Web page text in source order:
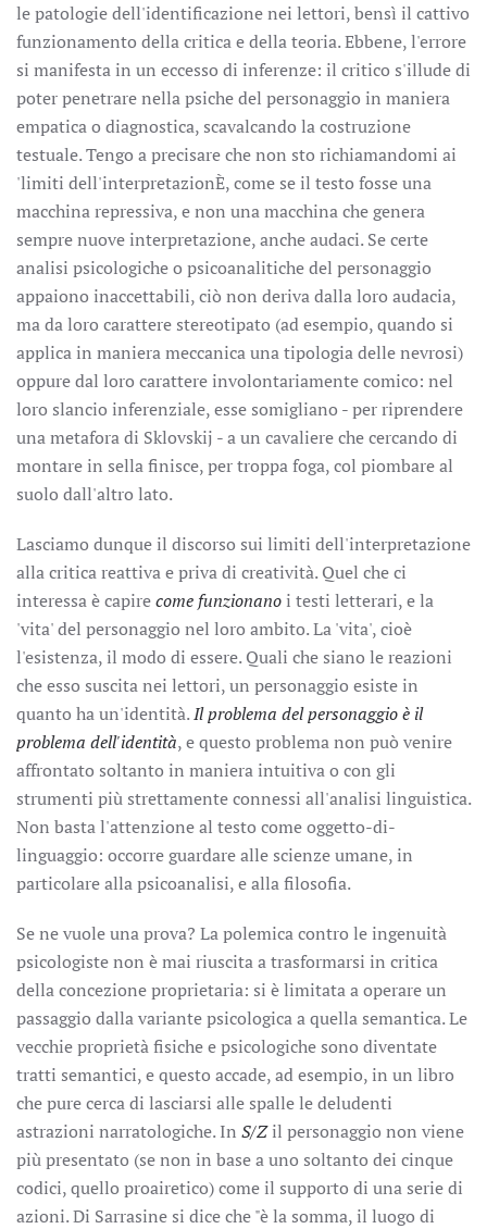
le patologie dell'identificazione nei lettori, bensì il cattivo
funzionamento della critica e della teoria. Ebbene, l'errore
si manifesta in un eccesso di inferenze: il critico s'illude di
poter penetrare nella psiche del personaggio in maniera
empatica o diagnostica, scavalcando la costruzione
testuale. Tengo a precisare che non sto richiamandomi ai
'limiti dell'interpretazionÈ, come se il testo fosse una
macchina repressiva, e non una macchina che genera
sempre nuove interpretazione, anche audaci. Se certe
analisi psicologiche o psicoanalitiche del personaggio
appaiono inaccettabili, ciò non deriva dalla loro audacia,
ma da loro carattere stereotipato (ad esempio, quando si
applica in maniera meccanica una tipologia delle nevrosi)
oppure dal loro carattere involontariamente comico: nel
loro slancio inferenziale, esse somigliano - per riprendere
una metafora di Sklovskij - a un cavaliere che cercando di
montare in sella finisce, per troppa foga, col piombare al
suolo dall'altro lato.
Lasciamo dunque il discorso sui limiti dell'interpretazione
alla critica reattiva e priva di creatività. Quel che ci
interessa è capirecome funzionanoi testi letterari, e la
'vita' del personaggio nel loro ambito. La 'vita', cioè
l'esistenza, il modo di essere. Quali che siano le reazioni
che esso suscita nei lettori, un personaggio esiste in
quanto ha un'identità.Il problema del personaggio è il
problema dell'identità, e questo problema non può venire
affrontato soltanto in maniera intuitiva o con gli
strumenti più strettamente connessi all'analisi linguistica.
Non basta l'attenzione al testo come oggetto-di-
linguaggio: occorre guardare alle scienze umane, in
particolare alla psicoanalisi, e alla filosofia.
Se ne vuole una prova? La polemica contro le ingenuità
psicologiste non è mai riuscita a trasformarsi in critica
della concezione proprietaria: si è limitata a operare un
passaggio dalla variante psicologica a quella semantica. Le
vecchie proprietà fisiche e psicologiche sono diventate
tratti semantici, e questo accade, ad esempio, in un libro
che pure cerca di lasciarsi alle spalle le deludenti
astrazioni narratologiche. In S/Zil personaggio non viene
più presentato (se non in base a uno soltanto dei cinque
codici, quello proairetico) come il supporto di una serie di
azioni. Di Sarrasine si dice che "è la somma, il luogo di